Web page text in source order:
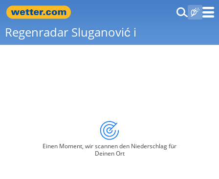
Regenradar Sluganović i
Einen Moment, wir scannen den Niederschlag für
Deinen Ort